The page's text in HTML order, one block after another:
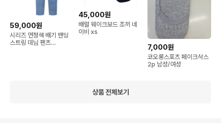
59,000원
시리즈 연청색 배기 밴딩
스트링 데님 팬츠
45,000원
배럴 웨이크보드 조끼 네
이비 xs
7,000원
코오롱스포츠 페이크삭스
2p 남성/여성
상품 전체보기